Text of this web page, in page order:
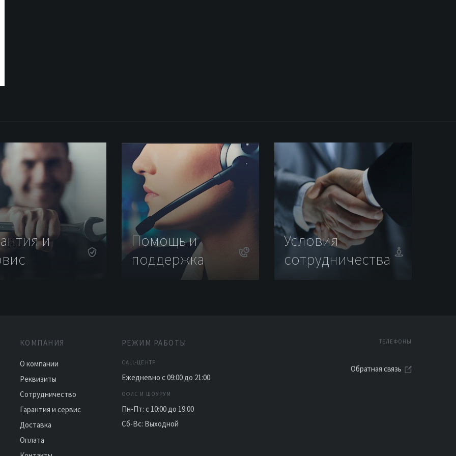
и
Помощь и
поддержка
Условия
сотрудничества
КОМПАНИЯ
О компании
Реквизиты
Сотрудничество
Гарантия и сервис
Доставка
Оплата
РЕЖИМ РАБОТЫ
CALL-ЦЕНТР
Ежедневно с 09:00 до 21:00
ОФИС И ШОУРУМ
Пн-Пт: с 10:00 до 19:00
Сб-Вс: Выходной
ТЕЛЕФОНЫ
Обратная связь